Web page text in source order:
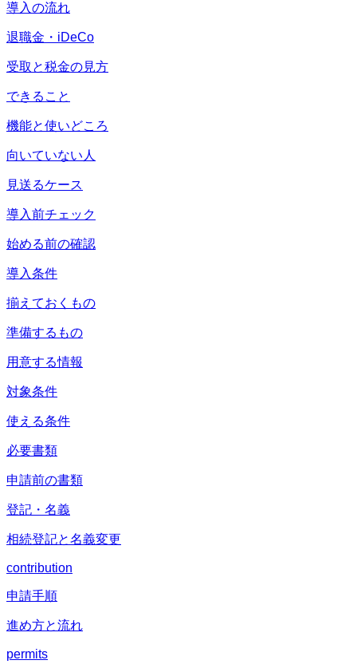
導入の流れ
退職金・iDeCo
受取と税金の見方
できること
機能と使いどころ
向いていない人
見送るケース
導入前チェック
始める前の確認
導入条件
揃えておくもの
準備するもの
用意する情報
対象条件
使える条件
必要書類
申請前の書類
登記・名義
相続登記と名義変更
contribution
申請手順
進め方と流れ
permits